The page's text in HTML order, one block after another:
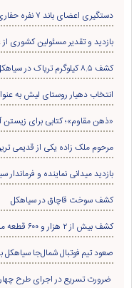
دستگیری اعضای باند ۷ نفره حفاری غير مجاز درسیاهکل
بازدید و تقدیر مسئولین کشوری
کشف ۸.۵ کیلوگرم تریاک در سیاهکل/ قاچاقچی مواد مخدر دستگیر شد
انتخاب دهیار روستای لیش به
«ذهن مقاوم»؛ کتابی برای زیستن
مرحوم ملک زاده یکی از قدیمی
بازدید میدانی نماینده و فرماندار
کشف سوخت قاچاق در سياهکل
کشف بیش از ۲ هزار و ۶۰۰ قطعه مرغ زنده بدون مجوز در سیاهکل
صعود تیم فوتبال شمال‌جا‌ سیاهکل
ضرورت تسریع در اجرای طرح